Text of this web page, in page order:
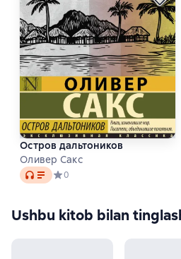
Остров дальтоников
Оливер Сакс
Audio Средний рейтинг 0 на основе
0
Ushbu kitob bilan